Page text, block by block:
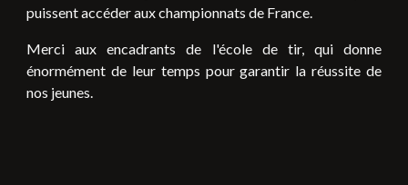
puissent accéder aux championnats de France.
Merci aux encadrants de l'école de tir, qui donne
énormément de leur temps pour garantir la réussite de
nos jeunes.